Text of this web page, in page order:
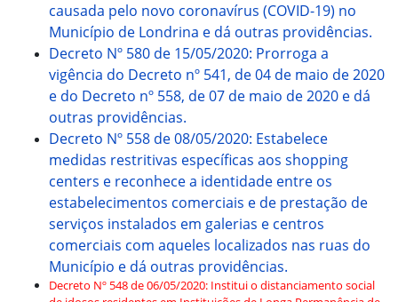
causada pelo novo coronavírus (COVID-19) no
Município de Londrina e dá outras providências.
Decreto Nº 580 de 15/05/2020: Prorroga a
vigência do Decreto nº 541, de 04 de maio de 2020
e do Decreto nº 558, de 07 de maio de 2020 e dá
outras providências.
Decreto Nº 558 de 08/05/2020: Estabelece
medidas restritivas específicas aos shopping
centers e reconhece a identidade entre os
estabelecimentos comerciais e de prestação de
serviços instalados em galerias e centros
comerciais com aqueles localizados nas ruas do
Município e dá outras providências.
Decreto Nº 548 de 06/05/2020: Institui o distanciamento social